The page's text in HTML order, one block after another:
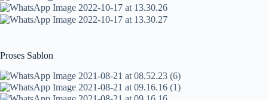
Proses Sablon